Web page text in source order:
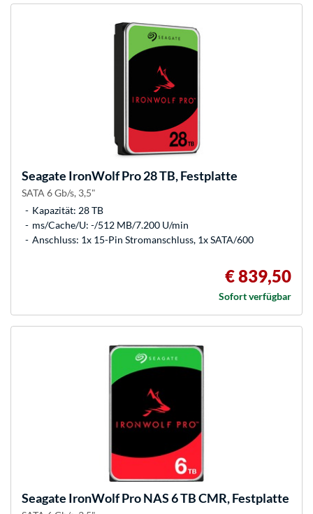
Seagate IronWolf Pro 28 TB, Festplatte
SATA 6 Gb/s, 3,5"
Kapazität: 28 TB
ms/Cache/U: -/512 MB/7.200 U/min
Anschluss: 1x 15-Pin Stromanschluss, 1x SATA/600
€ 839,50
Sofort verfügbar
Seagate IronWolf Pro NAS 6 TB CMR, Festplatte